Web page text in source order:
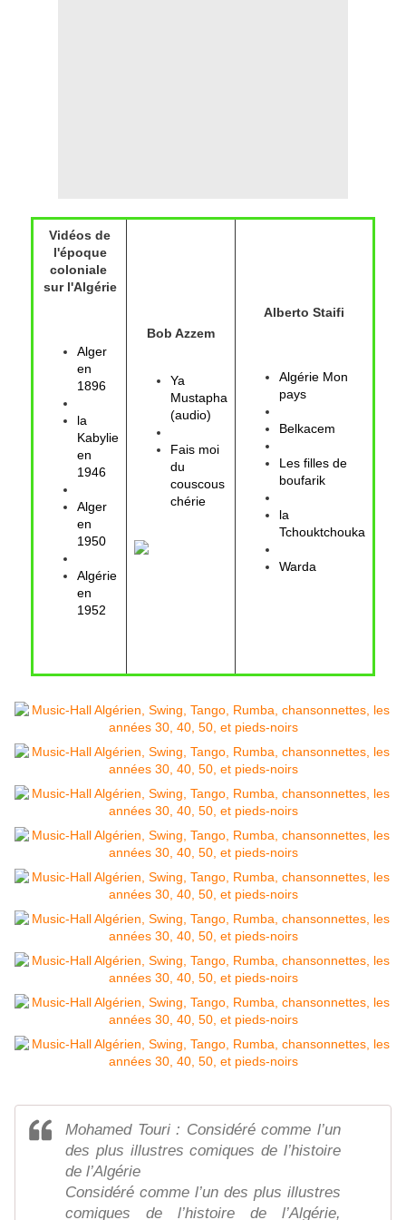
Vidéos de
l'époque
coloniale
sur l'Algérie
Alger
en
1896
la
Kabylie
en
1946
Alger
en
1950
Algérie
en
1952
Bob Azzem
Ya
Mustapha
(audio)
Fais moi
du
couscous
chérie
Alberto Staifi
Algérie Mon
pays
Belkacem
Les filles de
boufarik
la
Tchouktchouka
Warda
Mohamed Touri : Considéré comme l’un
des plus illustres comiques de l’histoire
de l’Algérie
Considéré comme l’un des plus illustres
comiques de l’histoire de l’Algérie,